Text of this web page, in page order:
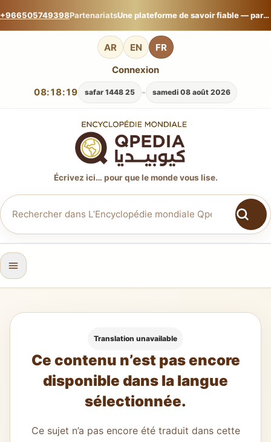
+966505749398Partenariats Une plateforme de savoir fiable — partagez votre expertise sur L’Encyclopédie mondiale Qpedia.
AR EN FR
08:18:20 samedi 08 août 2026
-
25 safar 1448
Connexion
Écrivez ici… pour que le monde vous lise.
Translation unavailable
Ce contenu n’est pas encore
disponible dans la langue
sélectionnée.
Ce sujet n’a pas encore été traduit dans cette